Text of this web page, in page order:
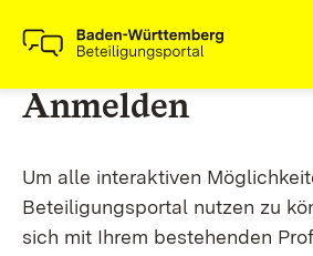
Anmelden
Um alle interaktiven
Beteiligungsportal nutzen zu
sich mit Ihrem bestehenden